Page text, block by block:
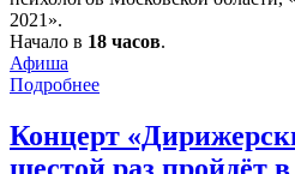
2021».
Начало в 18 часов.
Афиша
Подробнее
Концерт